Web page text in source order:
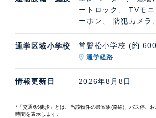
ートロック、 TVモ
ーホン、 防犯カメラ
通学区域小学校 常磐松小学校 (約
通学経路
情報更新日 2026年8月8日
*「交通/駅徒歩」とは、当該物件の最寄駅(路線)、バス停、
時間を表示します。